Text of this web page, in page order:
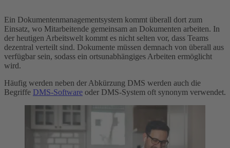
Ein Dokumentenmanagementsystem kommt überall dort zum
Einsatz, wo Mitarbeitende gemeinsam an Dokumenten arbeiten. In
der heutigen Arbeitswelt kommt es nicht selten vor, dass Teams
dezentral verteilt sind. Dokumente müssen demnach von überall aus
verfügbar sein, sodass ein ortsunabhängiges Arbeiten ermöglicht
wird.
Häufig werden neben der Abkürzung DMS werden auch die
Begriffe DMS-Software oder DMS-System oft synonym verwendet.